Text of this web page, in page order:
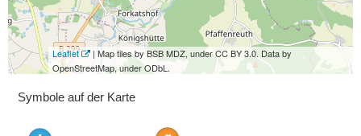
Leaflet
| Map tiles by BSB MDZ, under CC BY 3.0. Data by
OpenStreetMap, under ODbL.
Symbole auf der Karte